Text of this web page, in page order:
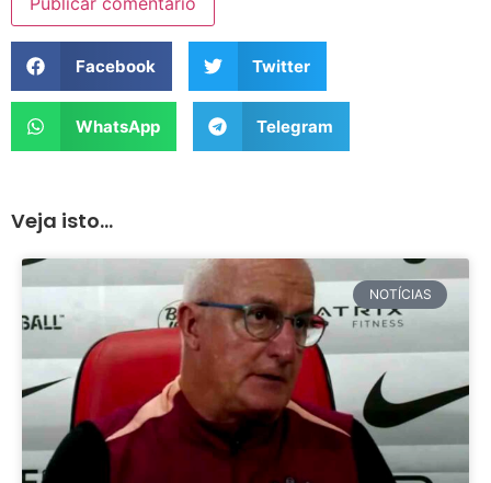
Facebook Twitter
WhatsApp Telegram
Veja isto...
NOTÍCIAS